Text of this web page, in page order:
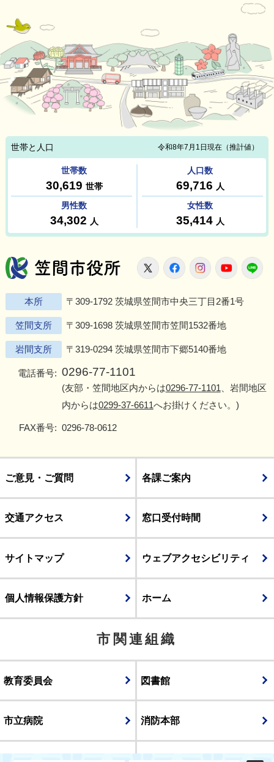
笠間市役所
X FacebookInstagram
本所 〒309-1792 茨城県笠間市中央三丁目2番1号
笠間支所 〒309-1698 茨城県笠間市笠間1532番地
岩間支所 〒319-0294 茨城県笠間市下郷5140番地
電話番号: 0296-77-1101
(友部・笠間地区内からは0296-77-1101 、岩間地区
内からは0299-37-6611へお掛けください。)
FAX番号: 0296-78-0612
ご意見・ご質問 各課ご案内
交通アクセス 窓口受付時間
サイトマップ ウェブアクセシビリティ
個人情報保護方針 ホーム
市関連組織
教育委員会 図書館
市立病院 消防本部